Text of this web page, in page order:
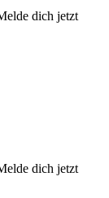
dich jetzt
dich jetzt